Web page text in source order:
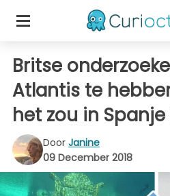
Britse
Atlantis te
het zou in
Door Janine
09 December 2018